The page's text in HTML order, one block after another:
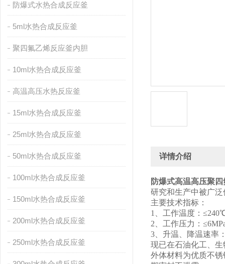
防爆式水热合成反应釜
5ml水热合成反应釜
聚四氟乙烯反应釜内胆
10ml水热合成反应釜
高温高压水热反应釜
15ml水热合成反应釜
25ml水热合成反应釜
50ml水热合成反应釜
100ml水热合成反应釜
150ml水热合成反应釜
200ml水热合成反应釜
250ml水热合成反应釜
详情介绍
防爆式高温高压聚
研究和生产中被广泛
主要技术指标：
1、工作温度：
2、工作压力：
3、升温、降温速率
现已在石油化工、
外体材料为优质不